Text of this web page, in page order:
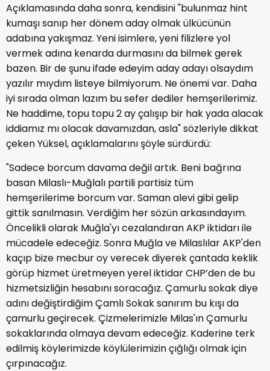
Açıklamasında daha sonra, kendisini "bulunmaz hint
kumaşı sanıp her dönem aday olmak ülkücünün
adabına yakışmaz. Yeni isimlere, yeni filizlere yol
vermek adına kenarda durmasını da bilmek gerek
bazen. Bir de şunu ifade edeyim aday adayı olsaydım
yazılır mıydım listeye bilmiyorum. Ne önemi var. Daha
iyi sırada olman lazım bu sefer dediler hemşerilerimiz.
Ne haddime, topu topu 2 ay çalışıp bir hak yada alacak
iddiamız mı olacak davamızdan, asla" sözleriyle dikkat
çeken Yüksel, açıklamalarını şöyle sürdürdü:
"Sadece borcum davama değil artık. Beni bağrına
basan Milaslı-Muğlalı partili partisiz tüm
hemşerilerime borcum var. Saman alevi gibi gelip
gittik sanılmasın. Verdiğim her sözün arkasındayım.
Öncelikli olarak Muğla'yı cezalandıran AKP iktidarı ile
mücadele edeceğiz. Sonra Muğla ve Milaslılar AKP'den
kaçıp bize mecbur oy verecek diyerek çantada keklik
görüp hizmet üretmeyen yerel iktidar CHP’den de bu
hizmetsizliğin hesabını soracağız. Çamurlu sokak diye
adını değiştirdiğim Çamlı Sokak sanırım bu kışı da
çamurlu geçirecek. Çizmelerimizle Milas'ın Çamurlu
sokaklarında olmaya devam edeceğiz. Kaderine terk
edilmiş köylerimizde köylülerimizin çığlığı olmak için
çırpınacağız.